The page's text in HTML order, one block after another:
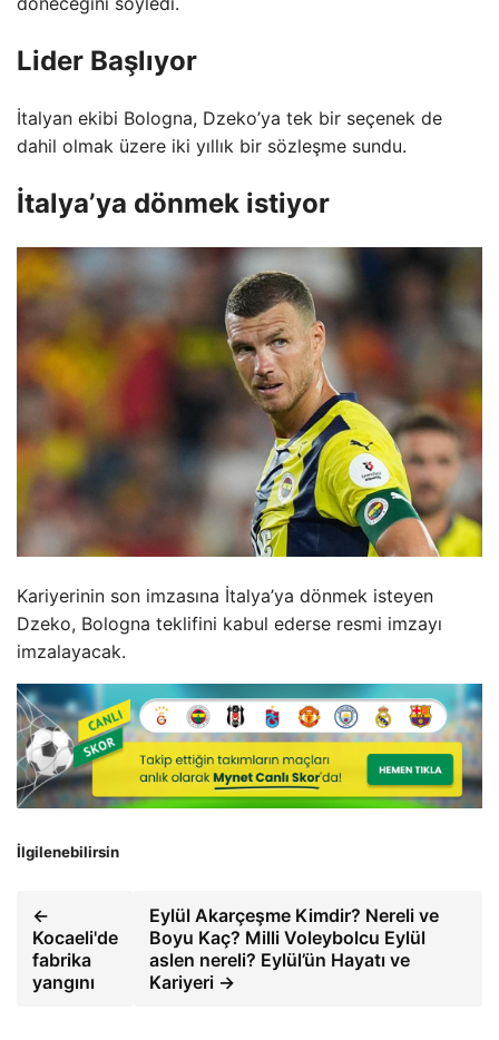
Lider Başlıyor
İtalyan ekibi Bologna, Dzeko’ya tek bir seçenek de
dahil olmak üzere iki yıllık bir sözleşme sundu.
İtalya’ya dönmek istiyor
Kariyerinin son imzasına İtalya’ya dönmek isteyen
Dzeko, Bologna teklifini kabul ederse resmi imzayı
imzalayacak.
İlgilenebilirsin
←
Kocaeli'de
fabrika
yangını
Eylül Akarçeşme Kimdir? Nereli ve
Boyu Kaç? Milli Voleybolcu Eylül
aslen nereli? Eylül’ün Hayatı ve
Kariyeri →